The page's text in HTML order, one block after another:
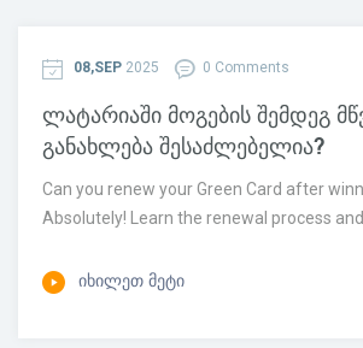
08,SEP 2025 0 Comments
ლატარიაში მოგების შემდეგ
განახლება შესაძლებელია?
Can you renew your Green Card after
Absolutely! Learn the renewal process
ᲘᲮᲘᲚᲔᲗ ᲛᲔᲢᲘ